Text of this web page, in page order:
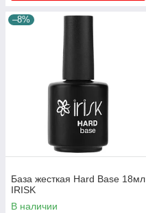
–8%
База жесткая Hard Base 18мл
IRISK
В наличии